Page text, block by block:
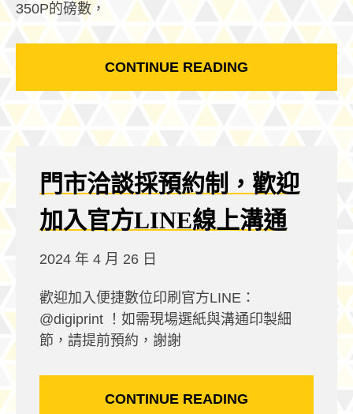
350P的磅數，
CONTINUE READING
門市洽談採預約制，歡迎
加入官方LINE線上溝通
2024 年 4 月 26 日
歡迎加入便捷數位印刷官方LINE：
@digiprint ！如需現場選紙與溝通印製細
節，請提前預約，謝謝
CONTINUE READING